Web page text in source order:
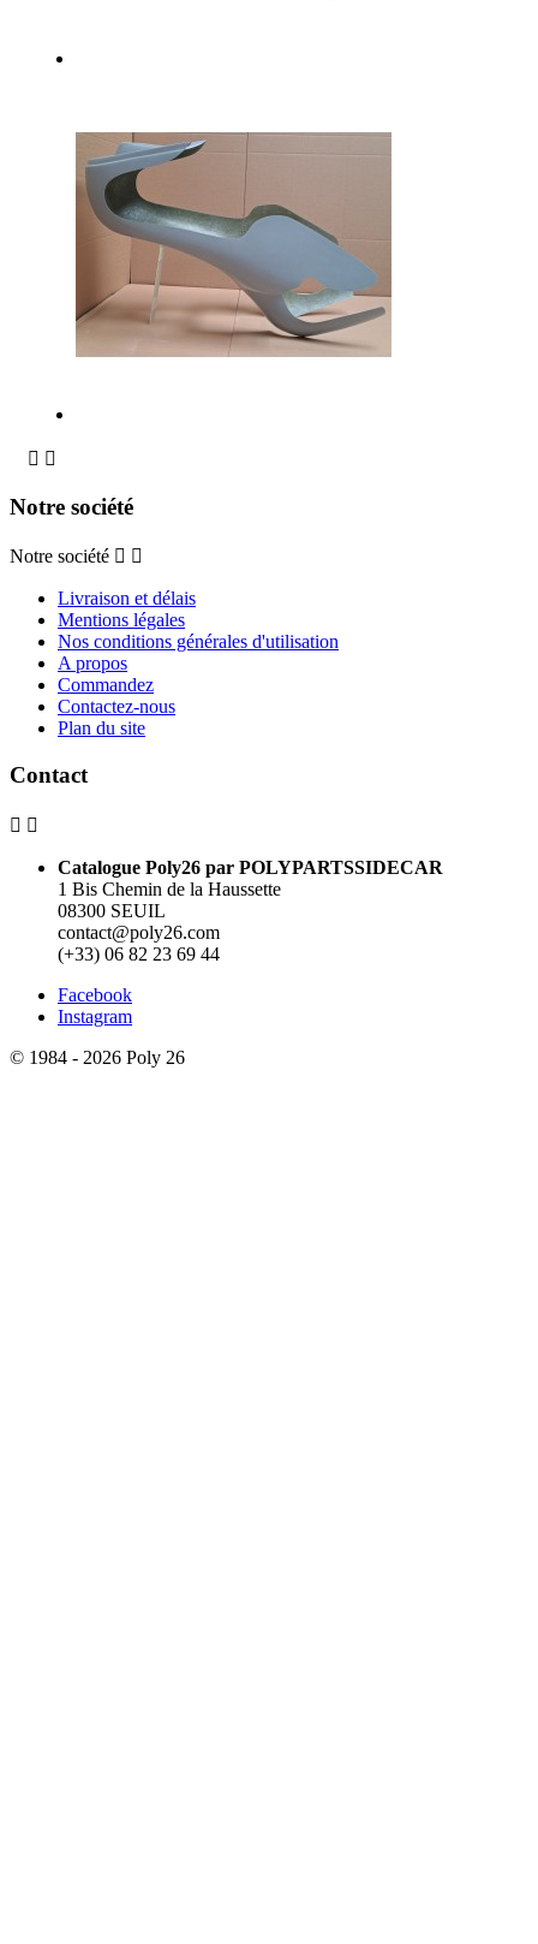
 
Notre société
Notre société  
Livraison et délais
Mentions légales
Nos conditions générales d'utilisation
A propos
Commandez
Contactez-nous
Plan du site
Contact
 
Catalogue Poly26 par POLYPARTSSIDECAR
1 Bis Chemin de la Haussette
08300 SEUIL
contact@poly26.com
(+33) 06 82 23 69 44
Facebook
Instagram
© 1984 - 2026 Poly 26